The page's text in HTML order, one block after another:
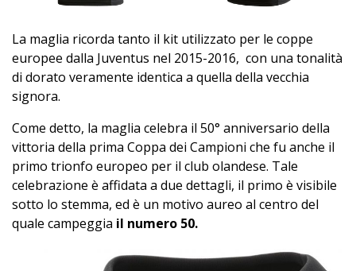
La maglia ricorda tanto il kit utilizzato per le coppe
europee dalla Juventus nel 2015-2016, con una tonalità
di dorato veramente identica a quella della vecchia
signora.
Come detto, la maglia celebra il 50° anniversario della
vittoria della prima Coppa dei Campioni che fu anche il
primo trionfo europeo per il club olandese. Tale
celebrazione è affidata a due dettagli, il primo è visibile
sotto lo stemma, ed è un motivo aureo al centro del
quale campeggia il numero 50.